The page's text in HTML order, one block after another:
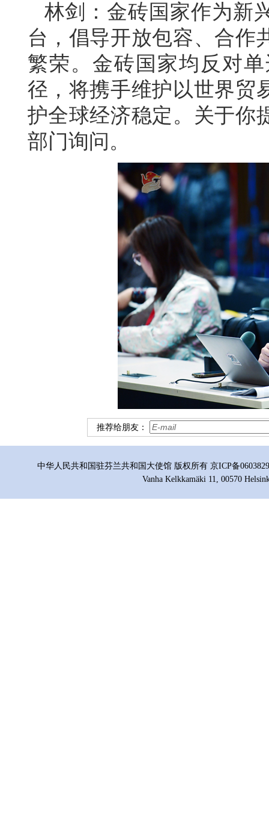
林剑：金砖国家作为新
台，倡导开放包容、合作
繁荣。金砖国家均反对
径，将携手维护以世界贸
护全球经济稳定。关于你
部门询问。
推荐给朋友：
中华人民共和国驻芬兰共和国大使馆 版权所有 京ICP备
Vanha Kelkkamäki 11, 00570